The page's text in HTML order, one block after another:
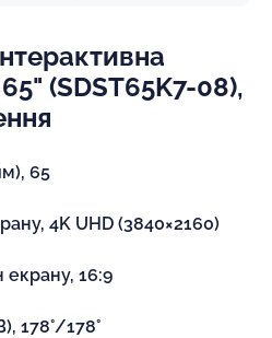
(SDST65K7-08),
65
4K UHD (3840×2160)
екрану, 16:9
178°/178°